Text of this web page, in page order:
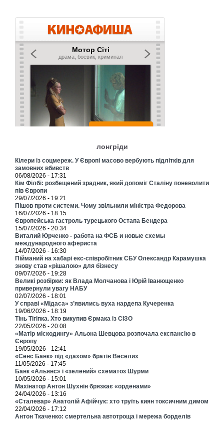
лонгріди
Кілери із соцмереж. У Європі масово вербують підлітків для
замовних вбивств
06/08/2026 - 17:31
Кім Філбі: розбещений зрадник, який допоміг Сталіну поневолити
пів Європи
29/07/2026 - 19:21
Пішов проти системи. Чому звільнили міністра Федорова
16/07/2026 - 18:15
Європейська гастроль турецького Остапа Бендера
15/07/2026 - 20:34
Виталий Юрченко - работа на ФСБ и новые схемы
международного афериста
14/07/2026 - 16:30
Пійманий на хабарі екс-співробітник СБУ Олександр Карамушка
знову став «рішалою» для бізнесу
09/07/2026 - 19:28
Великі розбірки: як Влада Молчанова і Юрій Іванющенко
привернули увагу НАБУ
02/07/2026 - 18:01
У справі «Мідаса» з’явились вуха нардепа Кучеренка
19/06/2026 - 18:19
Тінь Тігіпка. Хто викупив Єрмака із СІЗО
22/05/2026 - 20:08
«Матір міскодингу» Альона Шевцова розпочала експансію в
Європу
19/05/2026 - 12:41
«Сенс Банк» під «дахом» братів Веселих
11/05/2026 - 17:45
Банк «Альянс» і «зелений» схематоз Шурми
10/05/2026 - 15:01
Махінатор Антон Шухнін брязкає «орденами»
24/04/2026 - 13:16
«Сталевар» Анатолій Афійчук: хто труїть киян токсичним димом
22/04/2026 - 17:12
Антон Ткаченко: смертельна автотроща і мережа борделів